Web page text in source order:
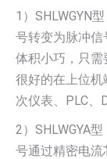
1）SHLWGYN
号转变为脉冲信
体积小巧，只
很好的在上位
次仪表、PLC、
2）SHLWGYA
号通过精密电